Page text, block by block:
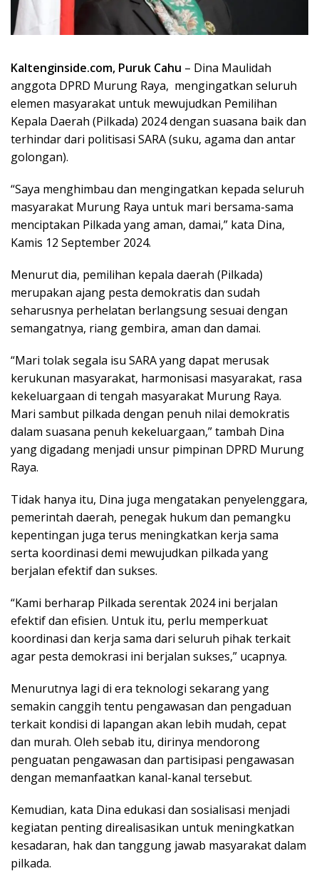
Kaltenginside.com, Puruk Cahu – Dina Maulidah
anggota DPRD Murung Raya, mengingatkan seluruh
elemen masyarakat untuk mewujudkan Pemilihan
Kepala Daerah (Pilkada) 2024 dengan suasana baik dan
terhindar dari politisasi SARA (suku, agama dan antar
golongan).
“Saya menghimbau dan mengingatkan kepada seluruh
masyarakat Murung Raya untuk mari bersama-sama
menciptakan Pilkada yang aman, damai,” kata Dina,
Kamis 12 September 2024.
Menurut dia, pemilihan kepala daerah (Pilkada)
merupakan ajang pesta demokratis dan sudah
seharusnya perhelatan berlangsung sesuai dengan
semangatnya, riang gembira, aman dan damai.
“Mari tolak segala isu SARA yang dapat merusak
kerukunan masyarakat, harmonisasi masyarakat, rasa
kekeluargaan di tengah masyarakat Murung Raya.
Mari sambut pilkada dengan penuh nilai demokratis
dalam suasana penuh kekeluargaan,” tambah Dina
yang digadang menjadi unsur pimpinan DPRD Murung
Raya.
Tidak hanya itu, Dina juga mengatakan penyelenggara,
pemerintah daerah, penegak hukum dan pemangku
kepentingan juga terus meningkatkan kerja sama
serta koordinasi demi mewujudkan pilkada yang
berjalan efektif dan sukses.
“Kami berharap Pilkada serentak 2024 ini berjalan
efektif dan efisien. Untuk itu, perlu memperkuat
koordinasi dan kerja sama dari seluruh pihak terkait
agar pesta demokrasi ini berjalan sukses,” ucapnya.
Menurutnya lagi di era teknologi sekarang yang
semakin canggih tentu pengawasan dan pengaduan
terkait kondisi di lapangan akan lebih mudah, cepat
dan murah. Oleh sebab itu, dirinya mendorong
penguatan pengawasan dan partisipasi pengawasan
dengan memanfaatkan kanal-kanal tersebut.
Kemudian, kata Dina edukasi dan sosialisasi menjadi
kegiatan penting direalisasikan untuk meningkatkan
kesadaran, hak dan tanggung jawab masyarakat dalam
pilkada.